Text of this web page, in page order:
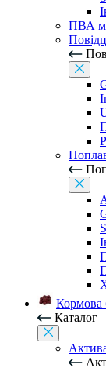
ПВА
Кормова
Каталог